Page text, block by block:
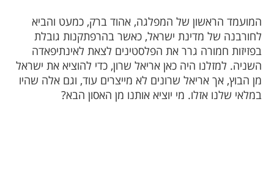
המועמד הראשון של המפלגה, אהוד ברק, כמעט והביא
לחורבנה של מדינת ישראל, כאשר בהרפתקנות גובלת
בפזיזות חמורה גרר את הפלסטינים לצאת לאינתיפאדה
השניה. למזלנו היה כאן אריאל שרון, כדי להוציא את ישראל
מן הבוץ, אך אריאל שרונים לא מייצרים עוד, וגם אלה שהיו
במלאי שלנו אזלו. מי יוציא אותנו מן האסון הבא?